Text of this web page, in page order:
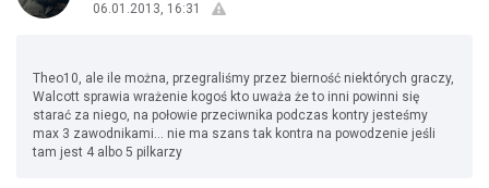
06.01.2013, 16:31
Theo10, ale ile można, przegraliśmy przez bierność niektórych graczy,
Walcott sprawia wrażenie kogoś kto uważa że to inni powinni się
starać za niego, na połowie przeciwnika podczas kontry jesteśmy
max 3 zawodnikami... nie ma szans tak kontra na powodzenie jeśli
tam jest 4 albo 5 pilkarzy